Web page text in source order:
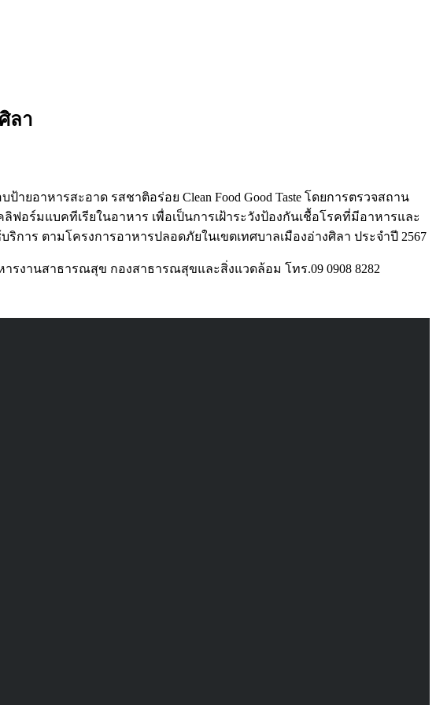
ลา
ยอาหารสะอาด รสชาติอร่อย Clean Food Good Taste โดยการตรวจสถาน
อร์มแบคทีเรียในอาหาร เพื่อเป็นการเฝ้าระวังป้องกันเชื้อโรคที่มีอาหารและ
าร ตามโครงการอาหารปลอดภัยในเขตเทศบาลเมืองอ่างศิลา ประจำปี 2567
งานสาธารณสุข กองสาธารณสุขและสิ่งแวดล้อม โทร.09 0908 8282